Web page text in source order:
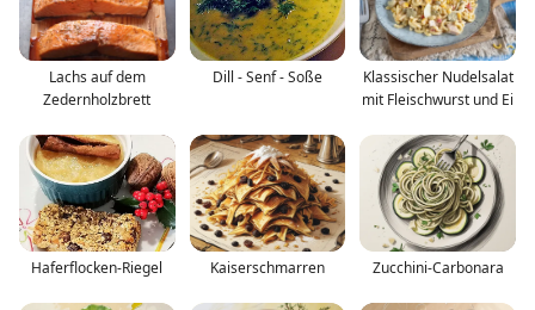
Lachs auf dem
Zedernholzbrett
Dill - Senf - Soße
Klassischer Nudelsalat
mit Fleischwurst und Ei
Haferflocken-Riegel Kaiserschmarren Zucchini-Carbonara